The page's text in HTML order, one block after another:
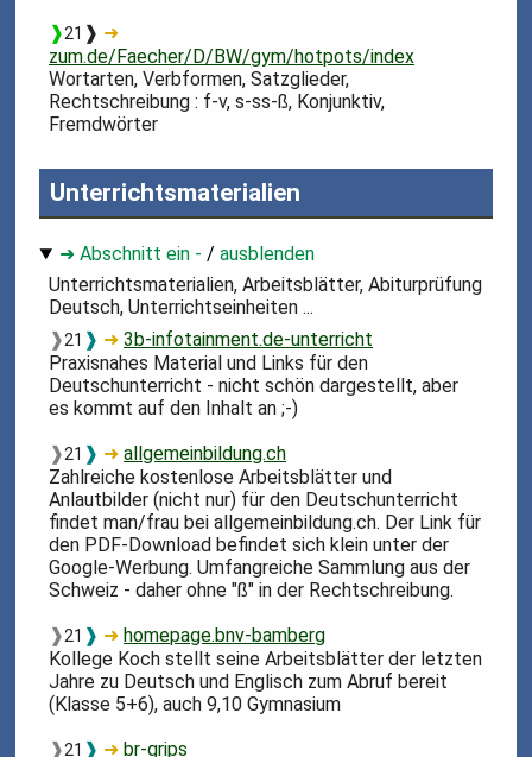
❱21 ❱ ➜
zum.de/Faecher/D/BW/gym/hotpots/index
Wortarten, Verbformen, Satzglieder,
Rechtschreibung : f-v, s-ss-ß, Konjunktiv,
Fremdwörter
Unterrichtsmaterialien
➜ Abschnitt ein - /ausblenden
Unterrichtsmaterialien, Arbeitsblätter, Abiturprüfung
Deutsch, Unterrichtseinheiten ...
❱21 ❱ ➜3b-infotainment.de-unterricht
Praxisnahes Material und Links für den
Deutschunterricht - nicht schön dargestellt, aber
es kommt auf den Inhalt an ;-)
❱21 ❱ ➜allgemeinbildung.ch
Zahlreiche kostenlose Arbeitsblätter und
Anlautbilder (nicht nur) für den Deutschunterricht
findet man/frau bei allgemeinbildung.ch. Der Link für
den PDF-Download befindet sich klein unter der
Google-Werbung. Umfangreiche Sammlung aus der
Schweiz - daher ohne "ß" in der Rechtschreibung.
❱21 ❱ ➜homepage.bnv-bamberg
Kollege Koch stellt seine Arbeitsblätter der letzten
Jahre zu Deutsch und Englisch zum Abruf bereit
(Klasse 5+6), auch 9,10 Gymnasium
❱21 ❱ ➜br-grips